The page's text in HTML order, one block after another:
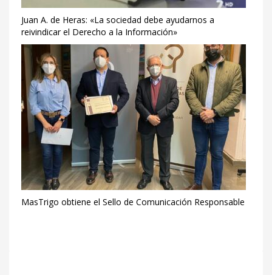
Juan A. de Heras: «La sociedad debe ayudarnos a
reivindicar el Derecho a la Información»
MasTrigo obtiene el Sello de Comunicación Responsable